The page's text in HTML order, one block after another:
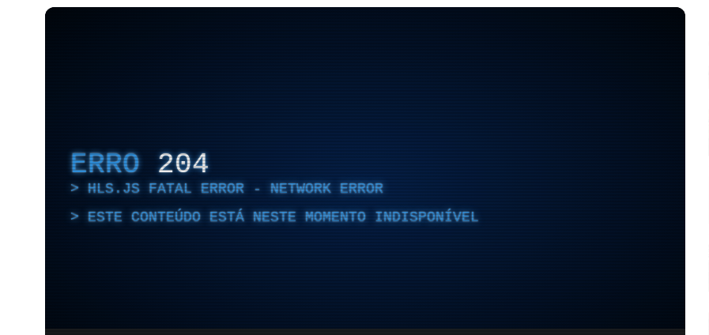
ERRO 204
HLS.JS FATAL ERROR - NETWORK ERROR
ESTE CONTEÚDO ESTÁ NESTE MOMENTO INDISPONÍVEL